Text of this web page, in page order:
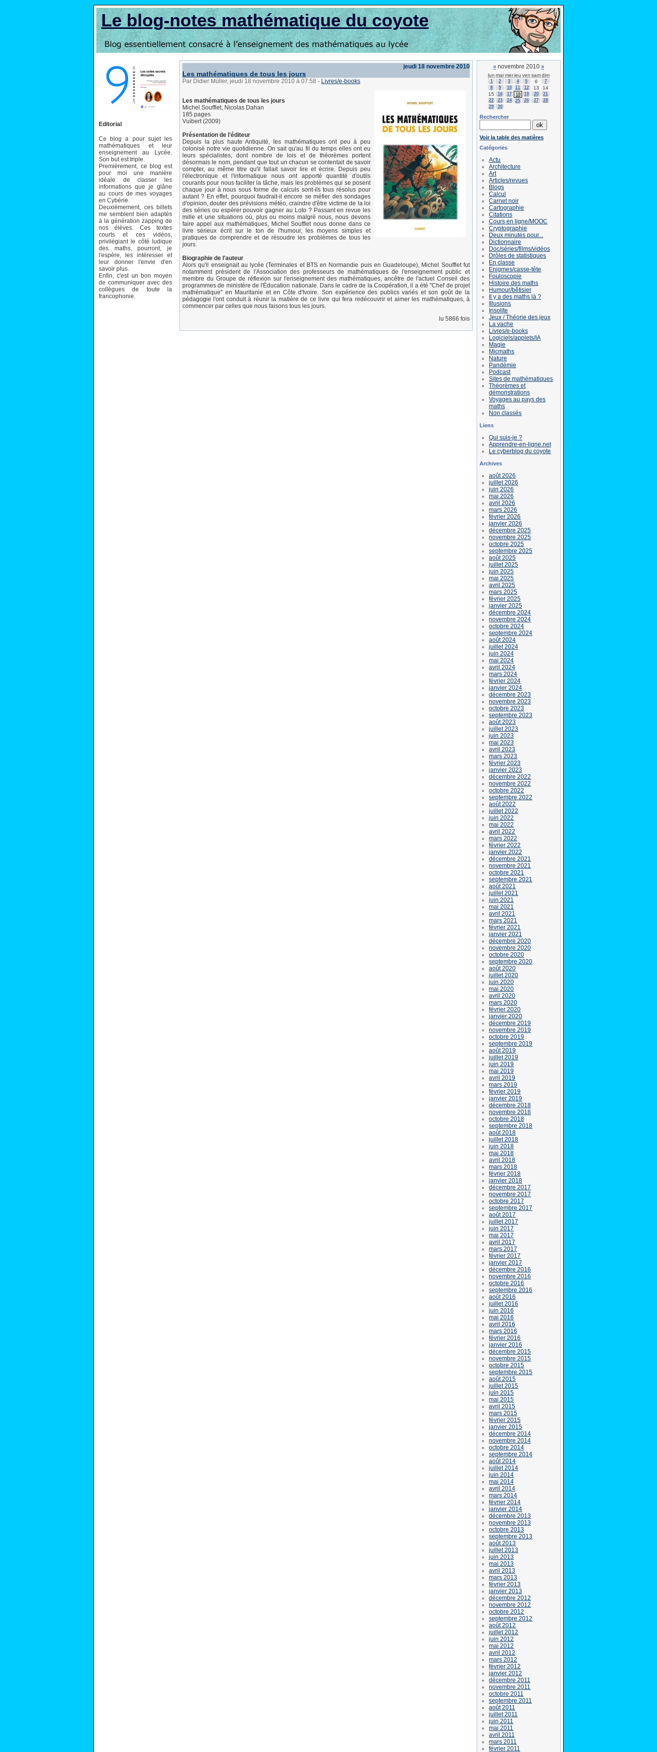
Le blog-notes mathématique du coyote
Editorial
Ce blog a pour sujet les
mathématiques et leur
enseignement au Lycée.
Son but est triple.
Premièrement, ce blog est
pour moi une manière
idéale de classer les
informations que je glâne
au cours de mes voyages
en Cybérie.
Deuxièmement, ces billets
me semblent bien adaptés
à la génération zapping de
nos élèves. Ces textes
courts et ces vidéos,
privilégiant le côté ludique
des maths, pourront, je
l'espère, les intéresser et
leur donner l'envie d'en
savoir plus.
Enfin, c'est un bon moyen
de communiquer avec des
collègues de toute la
francophonie.
jeudi 18 novembre 2010
Les mathématiques de tous les jours
Par Didier Müller, jeudi 18 novembre 2010 à 07:58 - Livres/e-books
Les mathématiques de tous les jours
Michel Soufflet, Nicolas Dahan
185 pages
Vuibert (2009)
Présentation de l'éditeur
Depuis la plus haute Antiquité, les mathématiques ont peu à peu
colonisé notre vie quotidienne. On sait qu'au fil du temps elles ont eu
leurs spécialistes, dont nombre de lois et de théorèmes portent
désormais le nom, pendant que tout un chacun se contentait de savoir
compter, au même titre qu'il fallait savoir lire et écrire. Depuis peu
l'électronique et l'informatique nous ont apporté quantité d'outils
courants pour nous faciliter la tâche, mais les problèmes qui se posent
chaque jour à nous sous forme de calculs sont-ils tous résolus pour
autant ? En effet, pourquoi faudrait-il encore se méfier des sondages
d'opinion, douter des prévisions météo, craindre d'être victime de la loi
des séries ou espérer pouvoir gagner au Loto ? Passant en revue les
mille et une situations où, plus ou moins malgré nous, nous devons
faire appel aux mathématiques, Michel Soufflet nous donne dans ce
livre sérieux écrit sur le ton de l'humour, les moyens simples et
pratiques de comprendre et de résoudre les problèmes de tous les
jours.
Biographie de l'auteur
Alors qu'il enseignait au lycée (Terminales et BTS en Normandie puis en Guadeloupe), Michel Soufflet fut
notamment président de l'Association des professeurs de mathématiques de l'enseignement public et
membre du Groupe de réflexion sur l'enseignement des mathématiques, ancêtre de l'actuel Conseil des
programmes de ministère de l'Éducation nationale. Dans le cadre de la Coopération, il a été "Chef de projet
mathématique" en Mauritanie et en Côte d'Ivoire. Son expérience des publics variés et son goût de la
pédagogie l'ont conduit à réunir la matière de ce livre qui fera redécouvrir et aimer les mathématiques, à
commencer par celles que nous faisons tous les jours.
lu 5866 fois
« novembre 2010 »
lun marmerjeu ven samdim
1 2 3 4 5 6
7
8
9 10 11 12 13
14
15
16 17 18 19 20
21
22
23 24 25 26 27
28
29
30
Rechercher
Voir la table des matières
Catégories
Actu
Architecture
Art
Articles/revues
Blogs
Calcul
Carnet noir
Cartographie
Citations
Cours en ligne/MOOC
Cryptographie
Deux minutes pour...
Dictionnaire
Doc/séries/films/vidéos
Drôles de statistiques
En classe
Enigmes/casse-tête
Fouloscopie
Histoire des maths
Humour/bêtisier
Il y a des maths là ?
Illusions
Insolite
Jeux / Théorie des jeux
La vache
Livres/e-books
Logiciels/applets/IA
Magie
Micmaths
Nature
Pandémie
Podcast
Sites de mathématiques
Théorèmes et
démonstrations
Voyages au pays des
maths
Non classés
Liens
Qui suis-je ?
Apprendre-en-ligne.net
Le cyberblog du coyote
Archives
août 2026
juillet 2026
juin 2026
mai 2026
avril 2026
mars 2026
février 2026
janvier 2026
décembre 2025
novembre 2025
octobre 2025
septembre 2025
août 2025
juillet 2025
juin 2025
mai 2025
avril 2025
mars 2025
février 2025
janvier 2025
décembre 2024
novembre 2024
octobre 2024
septembre 2024
août 2024
juillet 2024
juin 2024
mai 2024
avril 2024
mars 2024
février 2024
janvier 2024
décembre 2023
novembre 2023
octobre 2023
septembre 2023
août 2023
juillet 2023
juin 2023
mai 2023
avril 2023
mars 2023
février 2023
janvier 2023
décembre 2022
novembre 2022
octobre 2022
septembre 2022
août 2022
juillet 2022
juin 2022
mai 2022
avril 2022
mars 2022
février 2022
janvier 2022
décembre 2021
novembre 2021
octobre 2021
septembre 2021
août 2021
juillet 2021
juin 2021
mai 2021
avril 2021
mars 2021
février 2021
janvier 2021
décembre 2020
novembre 2020
octobre 2020
septembre 2020
août 2020
juillet 2020
juin 2020
mai 2020
avril 2020
mars 2020
février 2020
janvier 2020
décembre 2019
novembre 2019
octobre 2019
septembre 2019
août 2019
juillet 2019
juin 2019
mai 2019
avril 2019
mars 2019
février 2019
janvier 2019
décembre 2018
novembre 2018
octobre 2018
septembre 2018
août 2018
juillet 2018
juin 2018
mai 2018
avril 2018
mars 2018
février 2018
janvier 2018
décembre 2017
novembre 2017
octobre 2017
septembre 2017
août 2017
juillet 2017
juin 2017
mai 2017
avril 2017
mars 2017
février 2017
janvier 2017
décembre 2016
novembre 2016
octobre 2016
septembre 2016
août 2016
juillet 2016
juin 2016
mai 2016
avril 2016
mars 2016
février 2016
janvier 2016
décembre 2015
novembre 2015
octobre 2015
septembre 2015
août 2015
juillet 2015
juin 2015
mai 2015
avril 2015
mars 2015
février 2015
janvier 2015
décembre 2014
novembre 2014
octobre 2014
septembre 2014
août 2014
juillet 2014
juin 2014
mai 2014
avril 2014
mars 2014
février 2014
janvier 2014
décembre 2013
novembre 2013
octobre 2013
septembre 2013
août 2013
juillet 2013
juin 2013
mai 2013
avril 2013
mars 2013
février 2013
janvier 2013
décembre 2012
novembre 2012
octobre 2012
septembre 2012
août 2012
juillet 2012
juin 2012
mai 2012
avril 2012
mars 2012
février 2012
janvier 2012
décembre 2011
novembre 2011
octobre 2011
septembre 2011
août 2011
juillet 2011
juin 2011
mai 2011
avril 2011
mars 2011
février 2011